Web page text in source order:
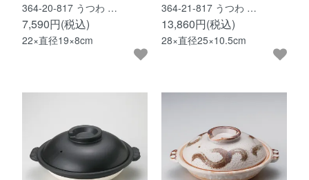
364-20-817 うつわ …
7,590円(税込)
22×直径19×8cm
364-21-817 うつわ …
13,860円(税込)
28×直径25×10.5cm